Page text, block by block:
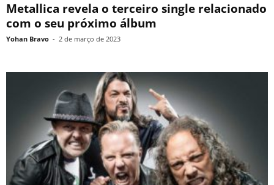
Metallica revela o terceiro single relacionado
com o seu próximo álbum
Yohan Bravo - 2 de março de 2023